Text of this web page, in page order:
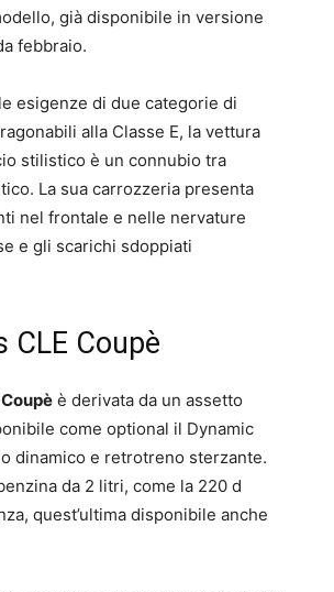
già disponibile in versione
febbraio.
esigenze di due categorie di
alla Classe E, la vettura
stilistico è un connubio tra
La sua carrozzeria presenta
nel frontale e nelle nervature
e gli scarichi sdoppiati
Coupè
è derivata da un assetto
come optional il Dynamic
dinamico e retrotreno sterzante.
da 2 litri, come la 220 d
quest’ultima disponibile anche